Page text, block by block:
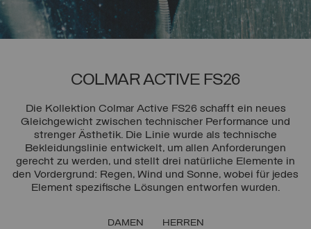
COLMAR ACTIVE FS26
Die Kollektion Colmar Active FS26 schafft ein neues
Gleichgewicht zwischen technischer Performance und
strenger Ästhetik. Die Linie wurde als technische
Bekleidungslinie entwickelt, um allen Anforderungen
gerecht zu werden, und stellt drei natürliche Elemente in
den Vordergrund: Regen, Wind und Sonne, wobei für jedes
Element spezifische Lösungen entworfen wurden.
DAMEN HERREN